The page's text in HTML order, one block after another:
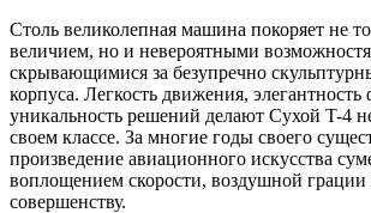
Столь великолепная машина покоряет не
величием, но и невероятными
скрывающимися за безупречно
корпуса. Легкость движения,
уникальность решений делают Сухой T-4
своем классе. За многие годы своего
произведение авиационного искусства
воплощением скорости, воздушной грации
совершенству.